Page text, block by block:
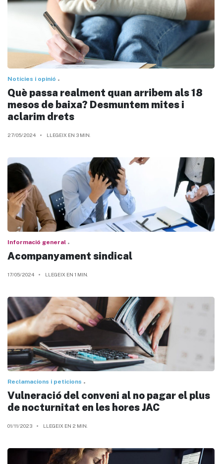
Notícies i opinió
Què passa realment quan arribem als 18
mesos de baixa? Desmuntem mites i
aclarim drets
27/05/2024 LLEGEIX EN 3 MIN.
Informació general
Acompanyament sindical
17/05/2024 LLEGEIX EN 1 MIN.
Reclamacions i peticions
Vulneració del conveni al no pagar el plus
de nocturnitat en les hores JAC
01/11/2023 LLEGEIX EN 2 MIN.